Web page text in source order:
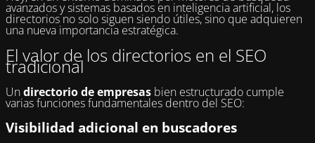
avanzados y sistemas basados en inteligencia artificial, los
directorios no solo siguen siendo útiles, sino que adquieren
una nueva importancia estratégica.
El valor de los directorios en el SEO
tradicional
Undirectorio de empresas bien estructurado cumple
varias funciones fundamentales dentro del SEO:
Visibilidad adicional en buscadores